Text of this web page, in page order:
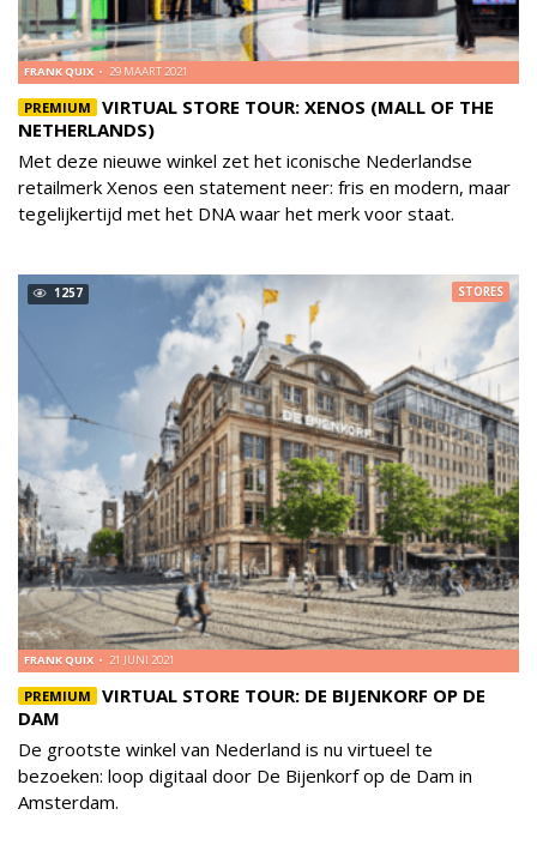
PREMIUM
VIRTUAL STORE TOUR: XENOS (MALL OF THE
NETHERLANDS)
FRANK QUIX 29 MAART 2021
Met deze nieuwe winkel zet het iconische Nederlandse
retailmerk Xenos een statement neer: fris en modern, maar
tegelijkertijd met het DNA waar het merk voor staat.
1257
PREMIUM
VIRTUAL STORE TOUR: DE BIJENKORF OP DE
DAM
FRANK QUIX 21 JUNI 2021
STORES
De grootste winkel van Nederland is nu virtueel te
bezoeken: loop digitaal door De Bijenkorf op de Dam in
Amsterdam.